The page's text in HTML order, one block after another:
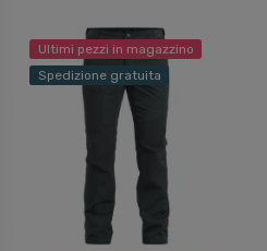
Ultimi pezzi in magazzino
Spedizione gratuita